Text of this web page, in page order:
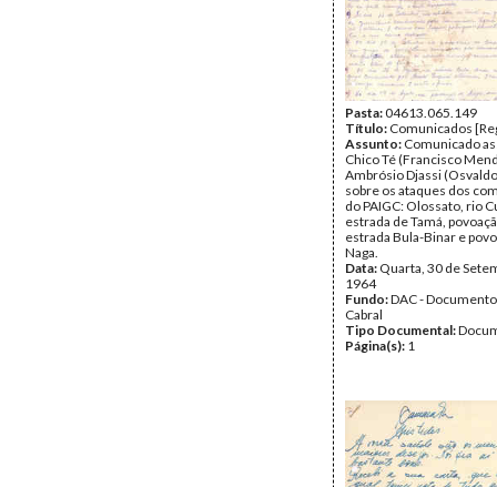
Pasta:04613.065.149
Título: Comunicados
Assunto: Comunicado
Chico Té (Francisco
Ambrósio Djassi
sobre os ataques dos
do PAIGC: Olossato, rio
estrada de Tamá,
estrada Bula-Binar e
Naga.
Data: Quarta, 30 de
1964
Fundo:DAC -
Cabral
Tipo Documental:
Página(s): 1